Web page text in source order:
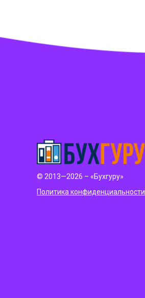
© 2013—2026 – «Бухгуру»
Политика конфиденциальности